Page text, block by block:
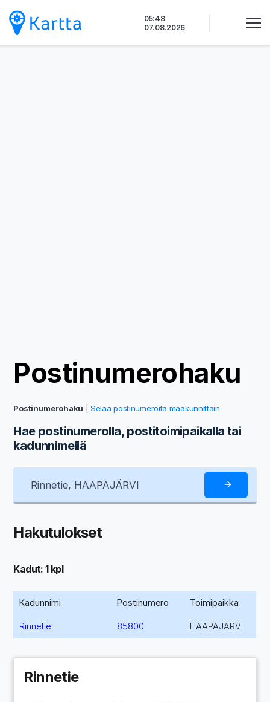
sisältöön
05:48
07.08.2026
Postinumerohaku
Postinumerohaku |Selaa postinumeroita maakunnittain
Hae postinumerolla, postitoimipaikalla tai
kadunnimellä
Hakutulokset
Kadut: 1 kpl
Kadunnimi Postinumero Toimipaikka
Rinnetie 85800 HAAPAJÄRVI
Rinnetie